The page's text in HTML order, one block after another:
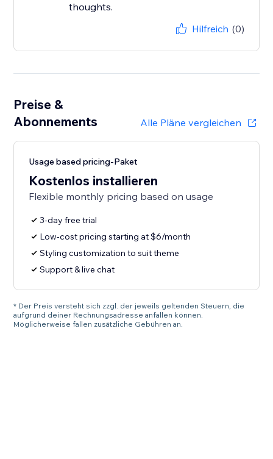
thoughts.
Hilfreich (0)
Preise &
Abonnements
Alle Pläne vergleichen
Usage based pricing-Paket
Kostenlos installieren
Flexible monthly pricing based on usage
3-day free trial
Low-cost pricing starting at $6/month
Styling customization to suit theme
Support & live chat
* Der Preis versteht sich zzgl. der jeweils geltenden Steuern, die
aufgrund deiner Rechnungsadresse anfallen können.
Möglicherweise fallen zusätzliche Gebühren an.